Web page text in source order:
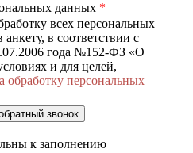
данных *
всех персональных
в соответствии с
года №152-ФЗ «О
и для целей,
обработку персональных
к заполнению